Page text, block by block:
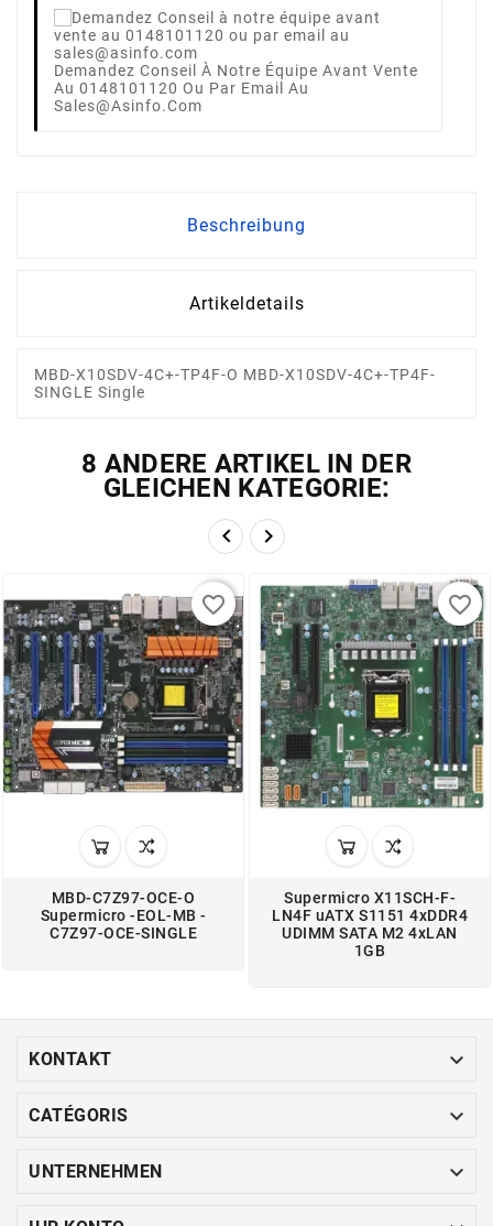
Demandez Conseil À Notre Équipe Avant Vente
Au 0148101120 Ou Par Email Au
Sales@asinfo.com
Beschreibung
Artikeldetails
MBD-X10SDV-4C+-TP4F-O MBD-X10SDV-4C+-TP4F-
SINGLE Single
8 ANDERE ARTIKEL IN DER
GLEICHEN KATEGORIE:
 
MBD-C7Z97-OCE-O
Supermicro -EOL-MB -
C7Z97-OCE-SINGLE
favorite_border
Supermicro X11SCH-F-
LN4F uATX S1151 4xDDR4
UDIMM SATA M2 4xLAN
1GB
favorite_border
KONTAKT 
CATÉGORIS 
UNTERNEHMEN 